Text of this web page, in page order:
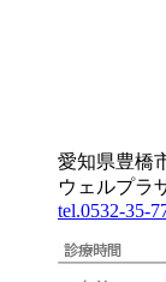
愛知県豊橋
ウェルプラ
tel.0532-35-